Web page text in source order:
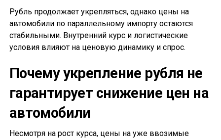
Рубль продолжает укрепляться, однако цены на
автомобили по параллельному импорту остаются
стабильными. Внутренний курс и логистические
условия влияют на ценовую динамику и спрос.
Почему укрепление рубля не
гарантирует снижение цен на
автомобили
Несмотря на рост курса, цены на уже ввозимые